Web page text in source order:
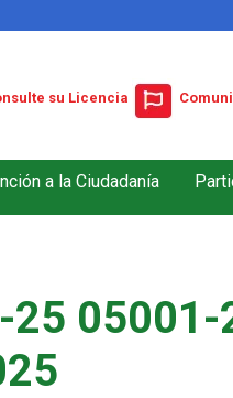
su Licencia
a la Ciudadanía
25